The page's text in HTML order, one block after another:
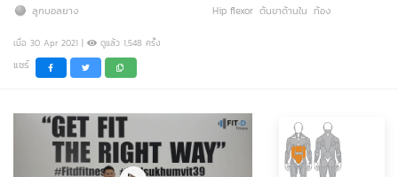
ลูกบอลยาง Hip flexor ต้นขาด้านใน ท้อง
เมื่อ 30 Apr 2021 | ดูแล้ว 1,548 ครั้ง
แชร์